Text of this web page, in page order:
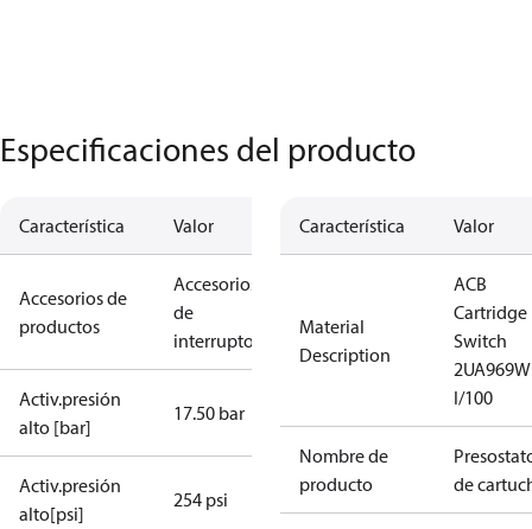
Especificaciones del producto
Característica Valor
Accesorios de
productos
Accesorios
de
interruptores
Activ.presión
alto [bar]
17.50 bar
Activ.presión
alto[psi]
254 psi
Característica Valor
Material
Description
ACB
Cartridge
Switch
2UA969W
I/100
Nombre de
producto
de